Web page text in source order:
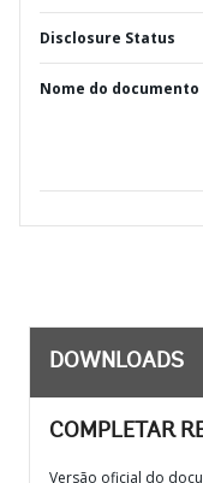
Disclosure Status
Nome do documento
DOWNLOADS
COMPLETAR
Versão oficial do